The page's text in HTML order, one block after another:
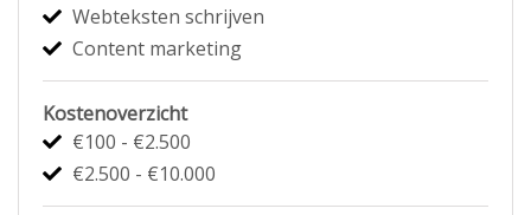
Webteksten schrijven
Content marketing
Kostenoverzicht
€100 - €2.500
€2.500 - €10.000